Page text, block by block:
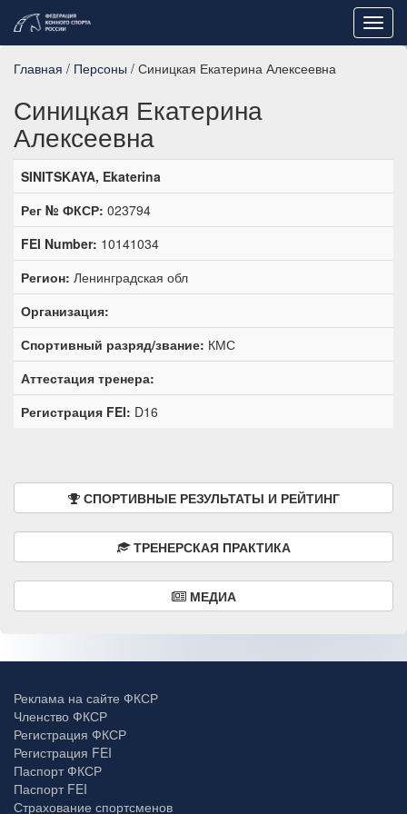
Главная / Персоны / Синицкая Екатерина Алексеевна
Синицкая Екатерина
Алексеевна
SINITSKAYA, Ekaterina
Рег № ФКСР: 023794
FEI Number: 10141034
Регион: Ленинградская обл
Организация:
Спортивный разряд/звание: КМС
Аттестация тренера:
Регистрация FEI: D16
СПОРТИВНЫЕ РЕЗУЛЬТАТЫ И РЕЙТИНГ
ТРЕНЕРСКАЯ ПРАКТИКА
МЕДИА
Реклама на сайте ФКСР
Членство ФКСР
Регистрация ФКСР
Регистрация FEI
Паспорт ФКСР
Паспорт FEI
Страхование спортсменов